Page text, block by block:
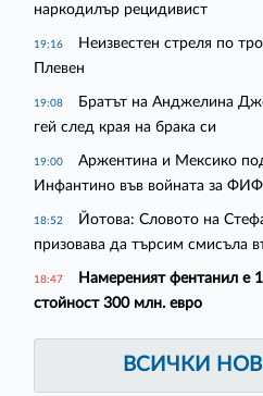
наркодилър рецидивист
19:16
Неизвестен стреля по
Плевен
19:08
Братът на Анджелина
гей след края на брака си
19:00
Аржентина и Мексико
Инфантино във войната за
18:52
Йотова: Словото на
призовава да търсим смисъла
18:47
Намереният фентанил е
стойност 300 млн. евро
ВСИЧКИ